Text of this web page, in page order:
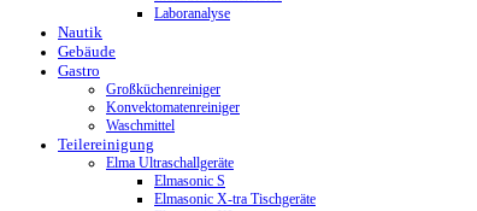
Laboranalyse
Nautik
Gebäude
Gastro
Großküchenreiniger
Konvektomatenreiniger
Waschmittel
Teilereinigung
Elma Ultraschallgeräte
Elmasonic S
Elmasonic X-tra Tischgeräte